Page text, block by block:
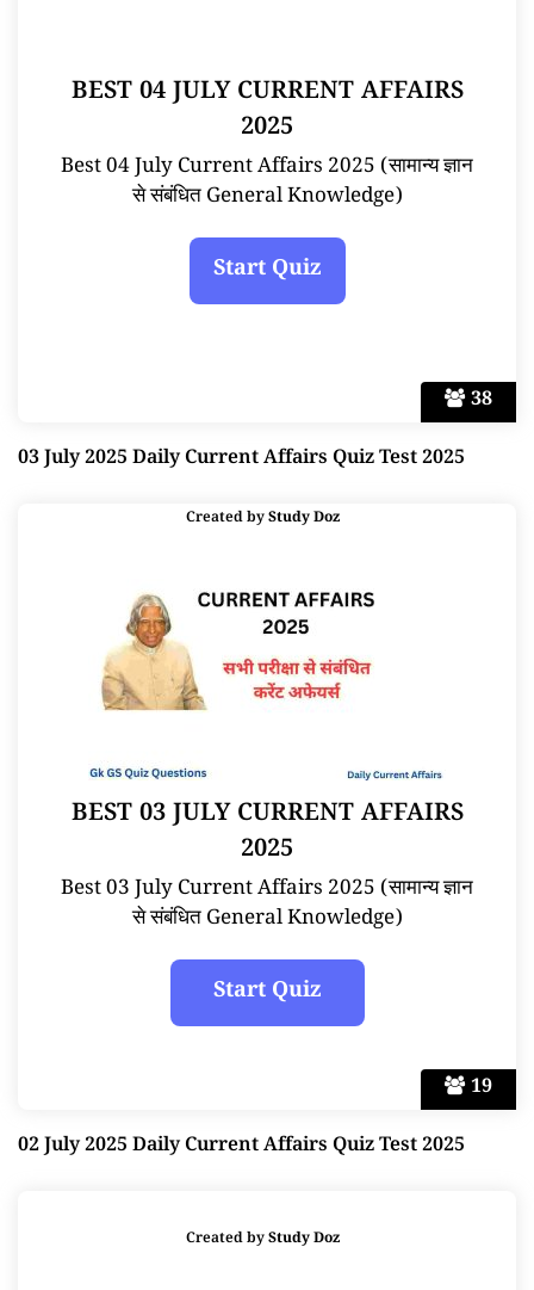
38
BEST 04 JULY CURRENT AFFAIRS
2025
Best 04 July Current Affairs 2025 (सामान्य ज्ञान
से संबंधित General Knowledge)
03 July 2025 Daily Current Affairs Quiz Test 2025
19
Created byStudy Doz
BEST 03 JULY CURRENT AFFAIRS
2025
Best 03 July Current Affairs 2025 (सामान्य ज्ञान
से संबंधित General Knowledge)
02 July 2025 Daily Current Affairs Quiz Test 2025
Created byStudy Doz